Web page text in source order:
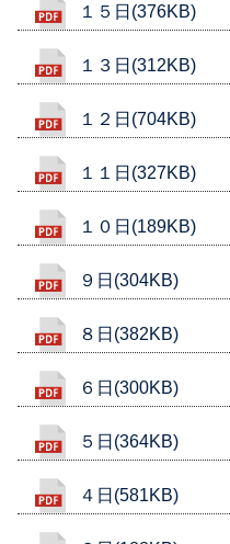
１５日(376KB)
１３日(312KB)
１２日(704KB)
１１日(327KB)
１０日(189KB)
９日(304KB)
８日(382KB)
６日(300KB)
５日(364KB)
４日(581KB)